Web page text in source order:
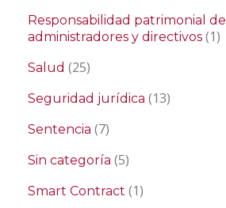
Responsabilidad patrimonial de
administradores y directivos (1)
Salud (25)
Seguridad jurídica (13)
Sentencia (7)
Sin categoría (5)
Smart Contract (1)